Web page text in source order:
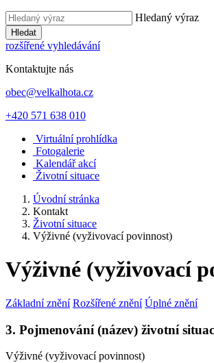
Hledaný výraz
Hledat
rozšířené vyhledávání
Kontaktujte nás
obec@velkalhota.cz
+420 571 638 010
Virtuální prohlídka
Fotogalerie
Kalendář akcí
Životní situace
Úvodní stránka
Kontakt
Životní situace
Výživné (vyživovací povinnost)
Výživné (vyživovací
Základní znění Rozšířené znění Úplné znění
3. Pojmenování (název) životní
Výživné (vyživovací povinnost)